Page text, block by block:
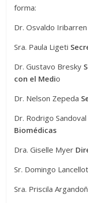
forma:
Dr. Osvaldo Iribarren
Sra. Paula Ligeti
Dr. Gustavo Bresky
con el Medio
Dr. Nelson Zepeda
Dr. Rodrigo Sandoval
Biomédicas
Dra. Giselle Myer
Sr. Domingo
Sra. Priscila